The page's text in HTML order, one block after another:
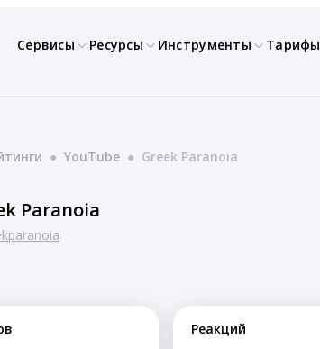
Сервисы Ресурсы Инструменты Тарифы
● YouTube ● Greek Paranoia
Paranoia
Реакций